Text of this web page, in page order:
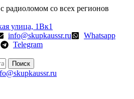
со всех регионов
улица, 1Вк1
info@skupkaussr.ru
Whatsapp
Telegram
Поиск